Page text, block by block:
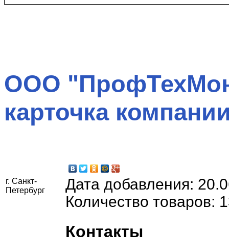
ООО
карточка
г. Санкт-
Петербург
Дата добавления:
Количество товаров:
Контакты